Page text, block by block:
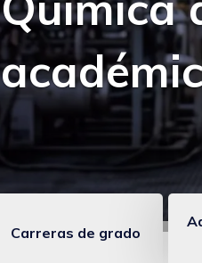
seguir
Carreras de grado